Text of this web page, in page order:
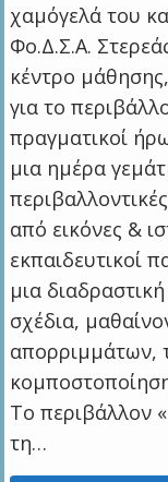
χαμόγελά του
Φο.Δ.Σ.Α.
κέντρο
για το
πραγματικοί
μια ημέρα
από εικόνες &
εκπαιδευτικοί
μια
σχέδια,
απορριμμάτων,
Το περιβάλλον
τη…